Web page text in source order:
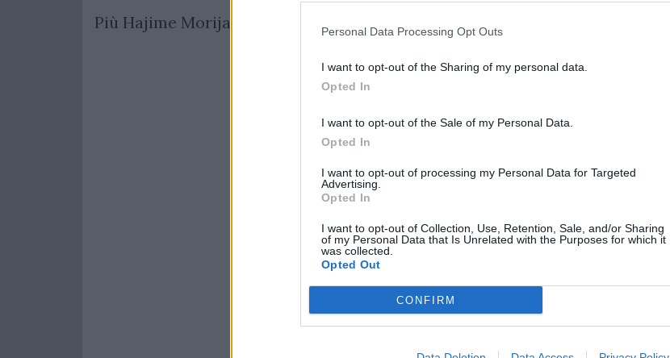
Personal Data Processing Opt Outs
I want to opt-out of the Sharing of my personal data.
Opted In
I want to opt-out of the Sale of my Personal Data.
Opted In
I want to opt-out of processing my Personal Data for Targeted
Advertising.
Opted In
I want to opt-out of Collection, Use, Retention, Sale, and/or Sharing
of my Personal Data that Is Unrelated with the Purposes for which it
was collected.
Opted Out
CONFIRM
Più Hajime Morijasu.